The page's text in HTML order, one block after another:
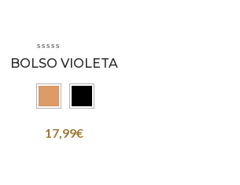
BOLSO VIOLETA
17,99€